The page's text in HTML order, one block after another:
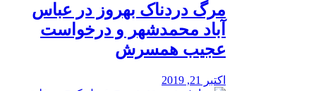
مرگ دردناک بهروز در عباس
آباد محمدشهر و درخواست
عجیب همسرش
اکتبر 21, 2019